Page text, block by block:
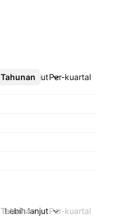
Tahunan Per-kuartal
Lebih lanjut
Tahunan Per-kuartal
Lebih lanjut